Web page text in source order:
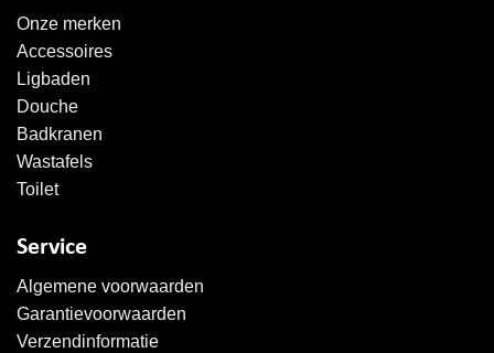
Onze merken
Accessoires
Ligbaden
Douche
Badkranen
Wastafels
Toilet
Service
Algemene voorwaarden
Garantievoorwaarden
Verzendinformatie